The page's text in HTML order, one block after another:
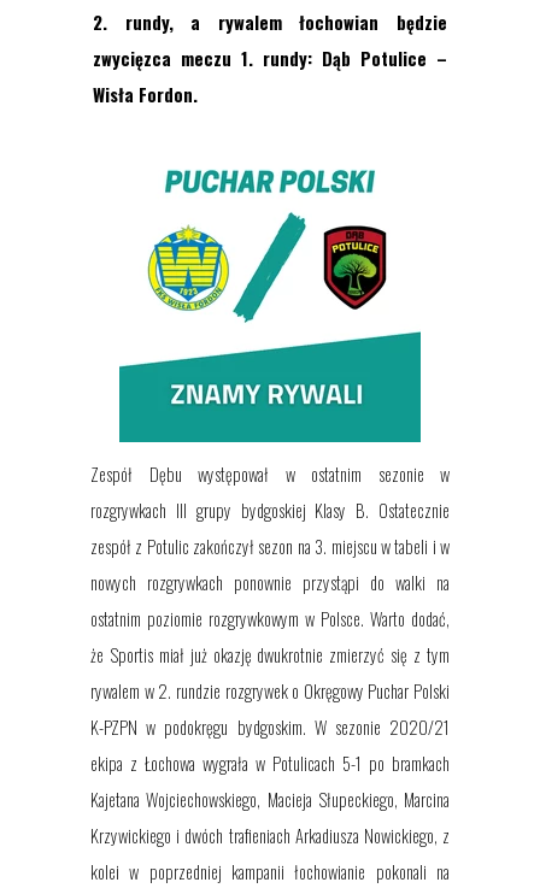
Zespół Dębu występował w ostatnim sezonie w
rozgrywkach III grupy bydgoskiej Klasy B. Ostatecznie
zespół z Potulic zakończył sezon na 3. miejscu w tabeli i w
nowych rozgrywkach ponownie przystąpi do walki na
ostatnim poziomie rozgrywkowym w Polsce. Warto dodać,
że Sportis miał już okazję dwukrotnie zmierzyć się z tym
rywalem w 2. rundzie rozgrywek o Okręgowy Puchar Polski
K-PZPN w podokręgu bydgoskim. W sezonie 2020/21
ekipa z Łochowa wygrała w Potulicach 5-1 po bramkach
Kajetana Wojciechowskiego, Macieja Słupeckiego, Marcina
Krzywickiego i dwóch trafieniach Arkadiusza Nowickiego, z
kolei w poprzedniej kampanii łochowianie pokonali na
2. rundy, a rywalem łochowian będzie
zwycięzca meczu 1. rundy: Dąb Potulice –
Wisła Fordon.